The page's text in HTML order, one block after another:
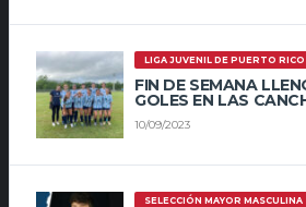
LIGA JUVENIL DE PUERTO RICO
FIN DE SEMANA
GOLES EN LAS
10/09/2023
SELECCIÓN MAYOR MASCULINA